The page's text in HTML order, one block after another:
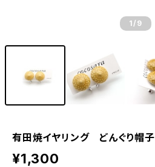
1 /9
有田焼イヤリング どんぐり帽子
¥1,300